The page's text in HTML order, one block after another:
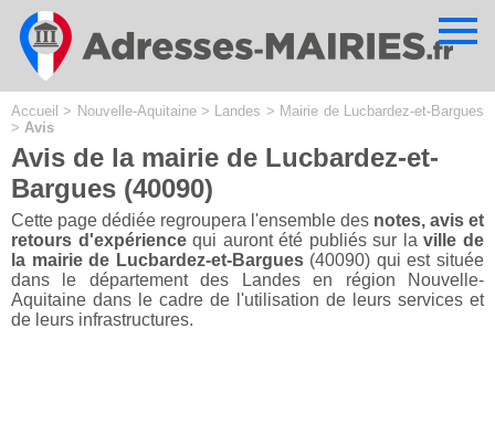
Accueil > Nouvelle-Aquitaine> Landes > Mairie de Lucbardez-et-Bargues
> Avis
Avis de la mairie de Lucbardez-et-
Bargues (40090)
Cette page dédiée regroupera l'ensemble des notes, avis et
retours d'expériencequi auront été publiés sur laville de
la mairie de Lucbardez-et-Bargues(40090) qui est située
dans le département des Landes en région Nouvelle-
Aquitaine dans le cadre de l'utilisation de leurs services et
de leurs infrastructures.
Cookies management panel